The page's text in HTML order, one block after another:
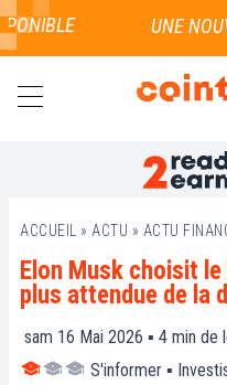
ACCUEIL » ACTU » ACTU
Elon Musk choisit le
plus attendue de la
sam 16 Mai 2026 ▪ 4 min de
S'informer ▪